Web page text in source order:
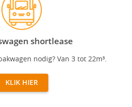
shortlease
nodig? Van 3 tot 22m³.
KLIK HIER